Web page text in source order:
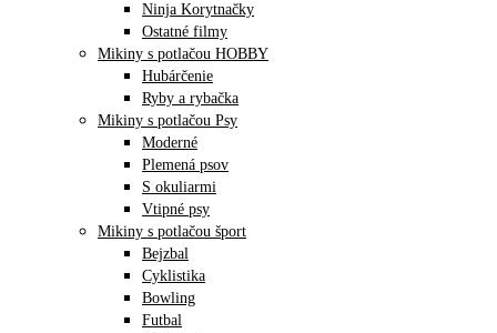
Ninja Korytnačky
Ostatné filmy
Mikiny s potlačou HOBBY
Hubárčenie
Ryby a rybačka
Mikiny s potlačou Psy
Moderné
Plemená psov
S okuliarmi
Vtipné psy
Mikiny s potlačou šport
Bejzbal
Cyklistika
Bowling
Futbal